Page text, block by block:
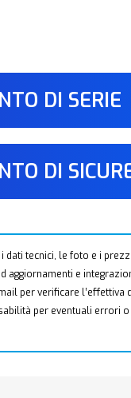
DI SERIE
DI
dati tecnici, le foto e i
e
per verificare
per eventuali errori